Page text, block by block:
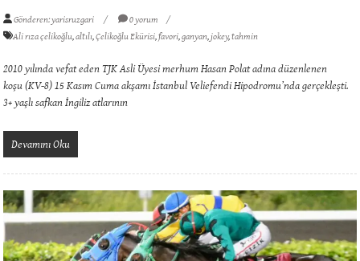
Gönderen: yarisruzgari
0 yorum
Ali rıza çelikoğlu,altılı,Çelikoğlu Ekürisi,favori,ganyan,jokey,tahmin
2010 yılında vefat eden TJK Asli Üyesi merhum Hasan Polat adına düzenlenen
koşu (KV-8) 15 Kasım Cuma akşamı İstanbul Veliefendi Hipodromu’nda gerçekleşti.
3+ yaşlı safkan İngiliz atlarının
Devamını Oku